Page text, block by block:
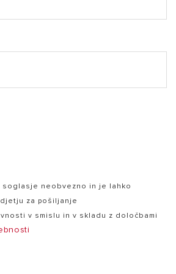
soglasje neobvezno in je lahko
za pošiljanje
v smislu in v skladu z določbami